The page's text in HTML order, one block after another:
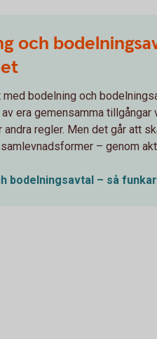
och
med bodelning och
era gemensamma tillgångar
andra regler. Men det går att
– genom
bodelningsavtal – så funkar